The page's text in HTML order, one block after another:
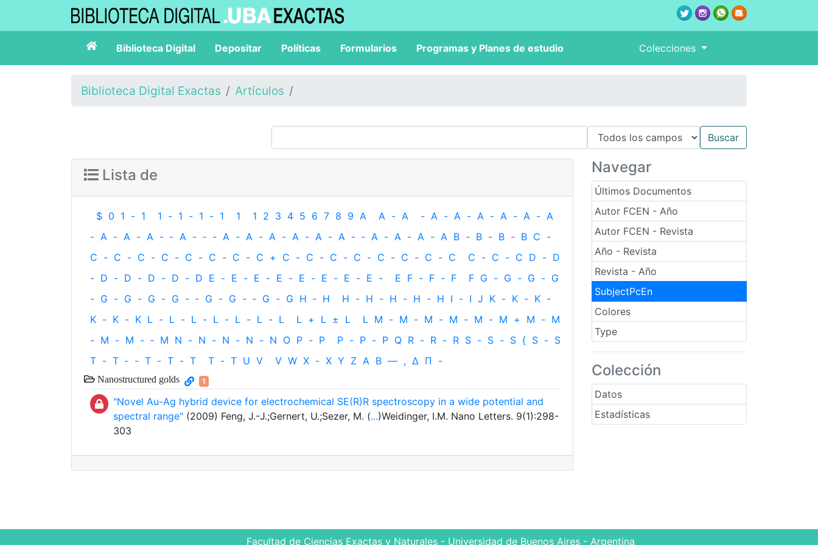
Biblioteca Digital Depositar Políticas Formularios Programas y Planes de estudio Colecciones
Biblioteca Digital Exactas Artículos
Navegar
Últimos Documentos
Autor FCEN - Año
Autor FCEN - Revista
Año - Revista
Revista - Año
SubjectPcEn
Colores
Type
Colección
Datos
Estadísticas
Lista de
$ 0 1 - 1 1 - 1 - 1 - 1 1 1 2 3 4 5 6 7 8 9 A A - A - A - A - A - A - A - A
- A - A - A - ‐ A - ‐ - A - A - A - A - A - A - ‐ A - A - A - A B - B - B - B C -
C - C - C - C - C - C - C - C + C - C - C - C - C - C - C - C C - C - C D - D
- D - D - D - D - D E - E - E - E - E - E - E - E - E F - F - F F G - G - G - G
- G - G - G - G - ‐ G - G - ‐ G - G H ‐ H H - H - H - H - H I - I J K - K - K -
K - K - K L - L - L - L - L - L - L L + L ± L L M - M - M - M - M - M + M - M
- M - M - ‐ M N - N - N - N - N O P - P P - P - P Q R - R - R S - S - S { S - S
T - T ‐ - T - T - T T - T U V V W X - X Y Z Α Β — , Δ Π -
Nanostructured golds 1
"Novel Au-Ag hybrid device for electrochemical SE(R)R spectroscopy in a wide potential and
spectral range" (2009) Feng, J.-J.;Gernert, U.;Sezer, M. (...)Weidinger, I.M. Nano Letters. 9(1):298-
303
Facultad de Ciencias Exactas y Naturales - Universidad de Buenos Aires - Argentina